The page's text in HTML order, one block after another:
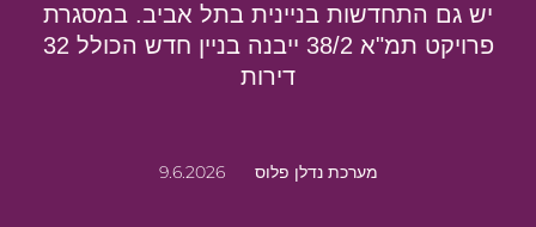
יש גם התחדשות בניינית בתל אביב. במסגרת
פרויקט תמ"א 38/2 ייבנה בניין חדש הכולל 32
דירות
מערכת נדלן פלוס 9.6.2026